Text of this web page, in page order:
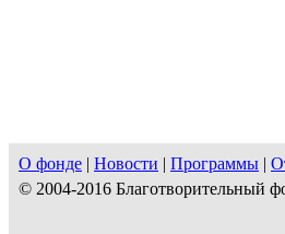
О фонде | Новости | Программы |
© 2004-2016 Благотворительный